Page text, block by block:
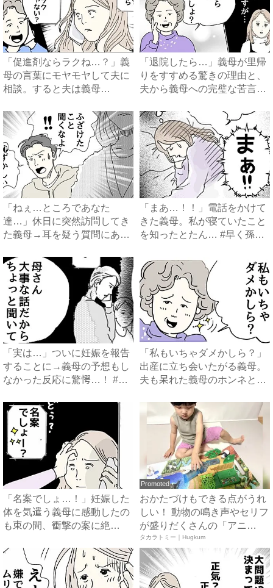
「促進剤ならラクね…？」義
母の言葉にモヤモヤして夫に
相談。すると夫は義母
「退院したら…」義母が里帰
りをすすめる驚きの理由と、
夫から義母への完璧な苦言
「ねぇ…ところであなた
達…」休日に突然訪問してき
た義母→耳を疑う質問にあ
「まあ…！！」電話をかけて
きた義母。私が寝ていたこと
を知ったとたん… #早く孫
「実は…」ついに妊娠を報告
することに→義母の予想もし
なかった反応に驚愕…！ #
「私もいちゃダメかしら？」
出産に立ち会いたがる義母。
夫も呆れた義母のホンネと
「名案でしょ…！」妊娠した
体を気遣う義母に感動したの
も束の間、衝撃の案に絶
Promoted
おかたづけもできる点がうれ
しい！ 動物の鳴き声やセリフ
が盛りだくさんの「アニ
ア ...
タカラトミー｜Hugkum